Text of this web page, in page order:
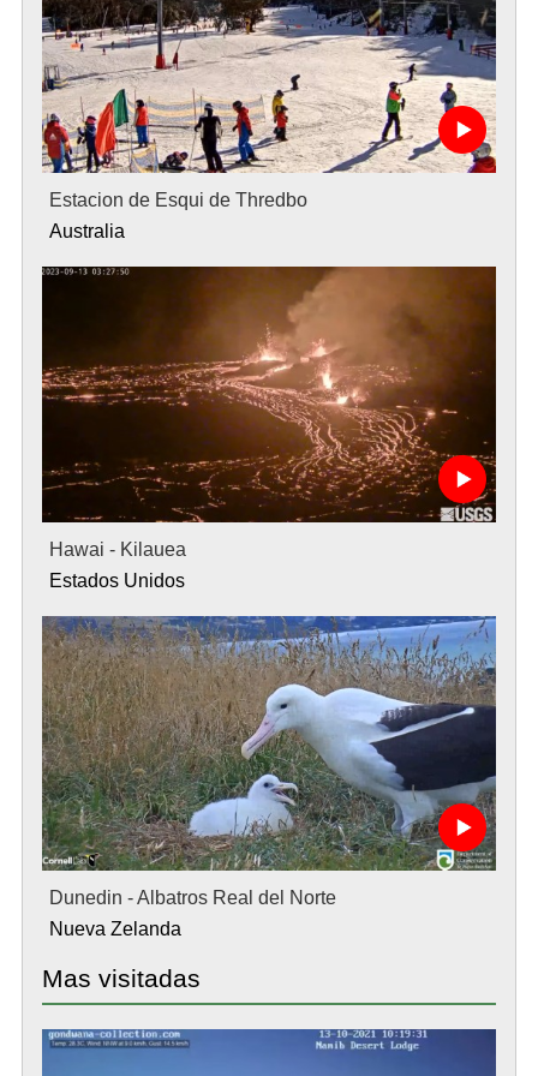
Estacion de Esqui de Thredbo
Australia
Hawai - Kilauea
Estados Unidos
Dunedin - Albatros Real del Norte
Nueva Zelanda
Mas visitadas